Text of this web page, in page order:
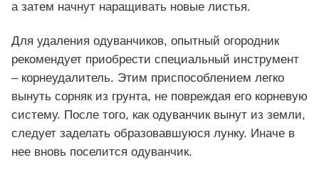
а затем начнут наращивать новые листья.
Для удаления одуванчиков, опытный огородник
рекомендует приобрести специальный инструмент
– корнеудалитель. Этим приспособлением легко
вынуть сорняк из грунта, не повреждая его корневую
систему. После того, как одуванчик вынут из земли,
следует заделать образовавшуюся лунку. Иначе в
нее вновь поселится одуванчик.